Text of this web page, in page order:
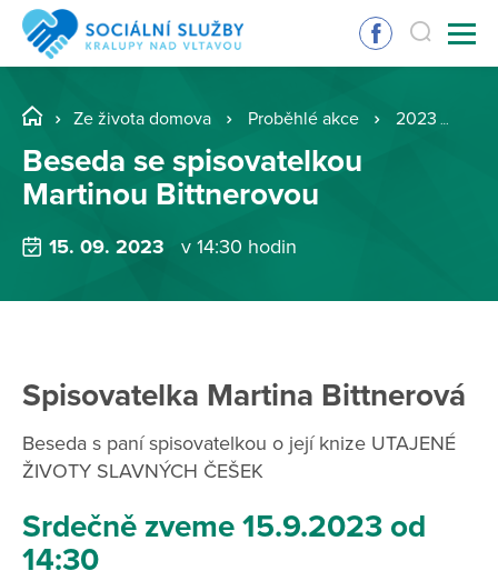
Ze života domova Proběhlé akce 2023
Beseda se spisovatelkou
Martinou Bittnerovou
15. 09. 2023 v 14:30 hodin
Spisovatelka Martina Bittnerová
Beseda s paní spisovatelkou o její knize UTAJENÉ
ŽIVOTY SLAVNÝCH ČEŠEK
Srdečně zveme 15.9.2023 od
14:30